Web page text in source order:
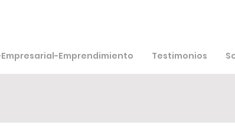
Emprendimiento Testimonios